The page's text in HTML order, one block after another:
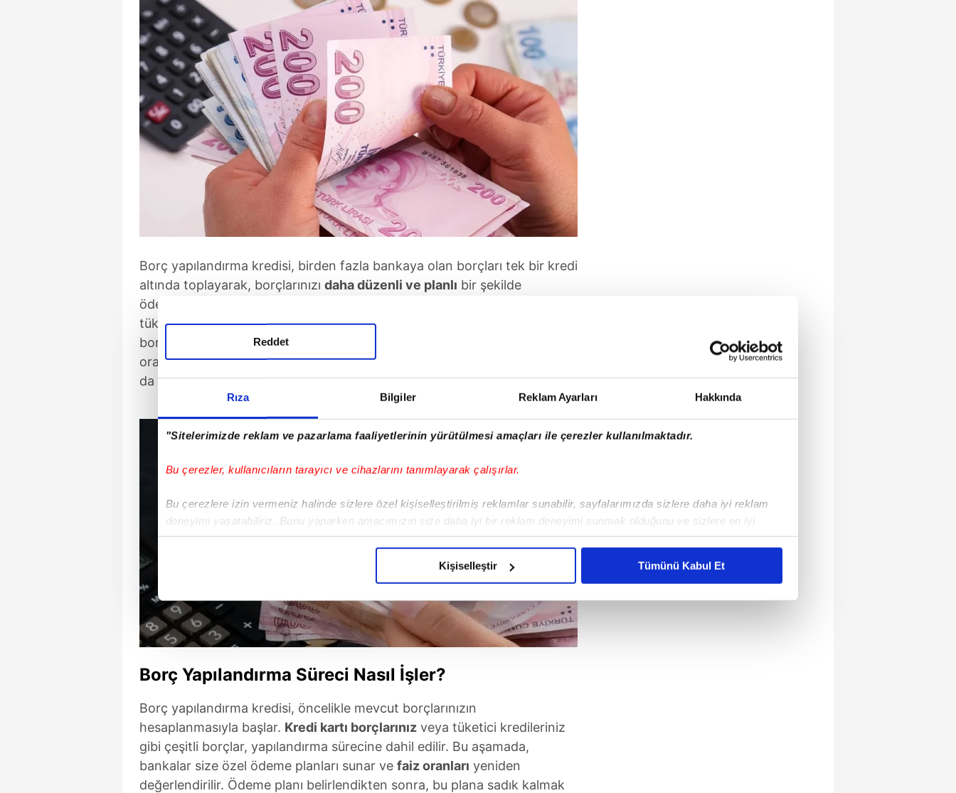
Rıza Bilgiler Reklam Ayarları Hakkında
"Sitelerimizde reklam ve pazarlama faaliyetlerinin yürütülmesi amaçları ile çerezler kullanılmaktadır.
Bu çerezler, kullanıcıların tarayıcı ve cihazlarını tanımlayarak çalışırlar.
Bu çerezlere izin vermeniz halinde sizlere özel kişiselleştirilmiş reklamlar sunabilir, sayfalarımızda sizlere daha iyi reklam
deneyimi yaşatabiliriz. Bunu yaparken amacımızın size daha iyi bir reklam deneyimi sunmak olduğunu ve sizlere en iyi
içerikleri sunabilmek adına elimizden gelen çabayı gösterdiğimizi ve bu noktada, reklamların maliyetlerimizi karşılamak
Sizlere daha iyi bir hizmet sunabilmek için İnternet Sitemizde kendimize ve üçüncü kişilere ait çerezler kullanılmaktadır. Bu
çerezler vasıtasıyla çeşitli kişisel verileriniz işlenmekte olup gerekli olan çerezler bilgi toplumu hizmetlerinin sunulması
reklam/pazarlama faaliyetlerinin yapılması, amaçlarıyla sınırlı olarak açık rızanız dahilinde kullanılacaktır.
Çerezlere ilişkin tercihlerinizi aşağıda yer alan panel vasıtasıyla belirleyebilirsiniz. Çerezlere ilişkin detaylı bilgi için Ayarlar
butonuna tıklayabilir,Çerez Bilgilendirme Metnimiziziyaret edebilirsiniz.
6698 sayılı Kişisel Verilerin Korunması Kanunu uyarınca hazırlanmış Aydınlatma Metnimizi okumak ve sitemizde ilgili
mevzuata uygun olarak kullanılan çerezlerle ilgili bilgi almak için lütfen
Reddet
Kişiselleştir Tümünü Kabul Et
Borç yapılandırma kredisi, birden fazla bankaya olan borçları tek bir kredi
altında toplayarak, borçlarınızı daha düzenli ve planlı bir şekilde
ödemenize imkan tanır. Özellikle
tüketici kredisi olan bireyler için bu yöntem oldukça etkilidir. Mevcut
borçlarınızı bu krediyletek bir bankada toplayarak
oranlarından ve daha uzun vade seçeneklerinden yararlanabilirsiniz. Bu
da ödeme yükünüzü hafifletir vefinansal stresiniziazaltır.
Borç Yapılandırma Süreci Nasıl İşler?
Borç yapılandırma kredisi, öncelikle mevcut borçlarınızın
hesaplanmasıyla başlar. Kredi kartı borçlarınız veya tüketici kredileriniz
gibi çeşitli borçlar, yapılandırma sürecine dahil edilir. Bu aşamada,
bankalar size özel ödeme planları sunar ve faiz oranları yeniden
değerlendirilir. Ödeme planı belirlendikten sonra, bu plana sadık kalmak